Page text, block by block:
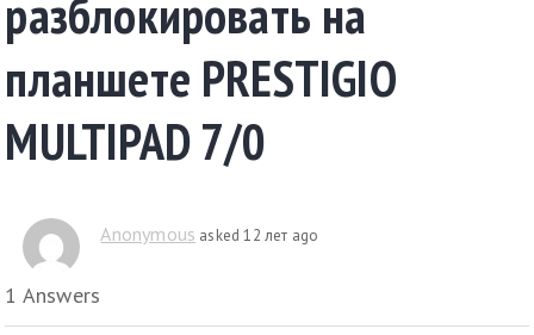
разблокировать на
планшете PRESTIGIO
MULTIPAD 7/0
Anonymous asked 12 лет ago
1 Answers